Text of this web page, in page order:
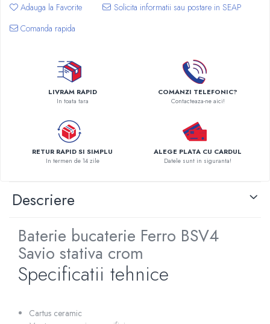
Automatizari panouri solare
Teava flexibila inox si fitinguri panouri
Pompe de caldura
Centrale peleti lemn
Adauga la Favorite
Comanda rapida
LIVRAM RAPID
In toata tara
COMANZI TELEFONIC?
Contacteaza-ne aici!
RETUR RAPID SI SIMPLU
In termen de 14 zile
ALEGE PLATA CU CARDUL
Datele sunt in siguranta!
Descriere
Baterie bucaterie Ferro BSV4
Savio stativa crom
Specificatii tehnice
Cartus ceramic